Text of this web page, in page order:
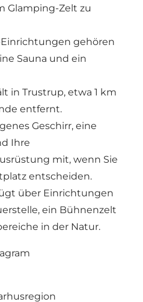
Glamping-Zelt zu
gehören
Sauna und ein
in Trustrup, etwa 1 km
entfernt.
Geschirr, eine
Ihre
mit, wenn Sie
entscheiden.
über Einrichtungen
ein Bühnenzelt
in der Natur.